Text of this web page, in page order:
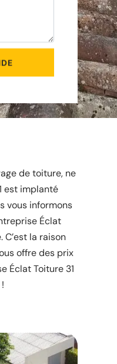
de toiture, ne
est implanté
vous informons
Éclat
la raison
offre des prix
Éclat Toiture 31